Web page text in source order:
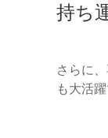
持ち
さらに
も大活